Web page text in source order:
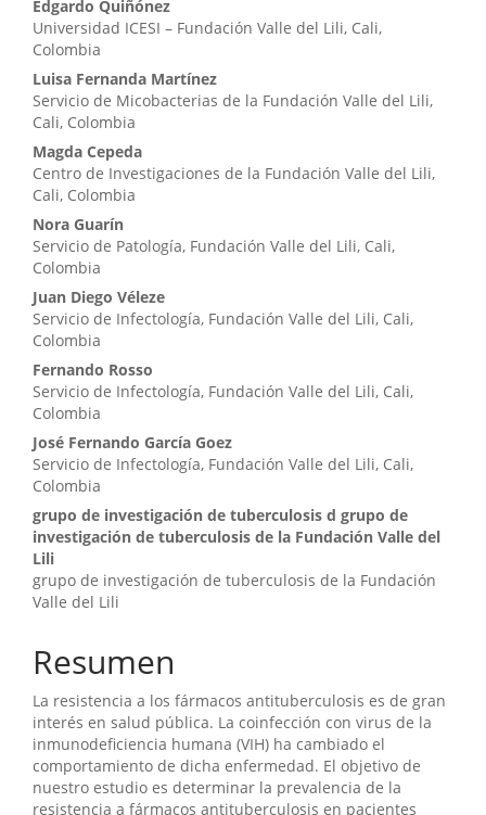
Edgardo Quiñónez
Universidad ICESI – Fundación Valle del Lili, Cali,
Colombia
Luisa Fernanda Martínez
Servicio de Micobacterias de la Fundación Valle del Lili,
Cali, Colombia
Magda Cepeda
Centro de Investigaciones de la Fundación Valle del Lili,
Cali, Colombia
Nora Guarín
Servicio de Patología, Fundación Valle del Lili, Cali,
Colombia
Juan Diego Véleze
Servicio de Infectología, Fundación Valle del Lili, Cali,
Colombia
Fernando Rosso
Servicio de Infectología, Fundación Valle del Lili, Cali,
Colombia
José Fernando García Goez
Servicio de Infectología, Fundación Valle del Lili, Cali,
Colombia
grupo de investigación de tuberculosis d grupo de
investigación de tuberculosis de la Fundación Valle del
Lili
grupo de investigación de tuberculosis de la Fundación
Valle del Lili
Resumen
La resistencia a los fármacos antituberculosis es de gran
interés en salud pública. La coinfección con virus de la
inmunodeficiencia humana (VIH) ha cambiado el
comportamiento de dicha enfermedad. El objetivo de
nuestro estudio es determinar la prevalencia de la
resistencia a fármacos antituberculosis en pacientes